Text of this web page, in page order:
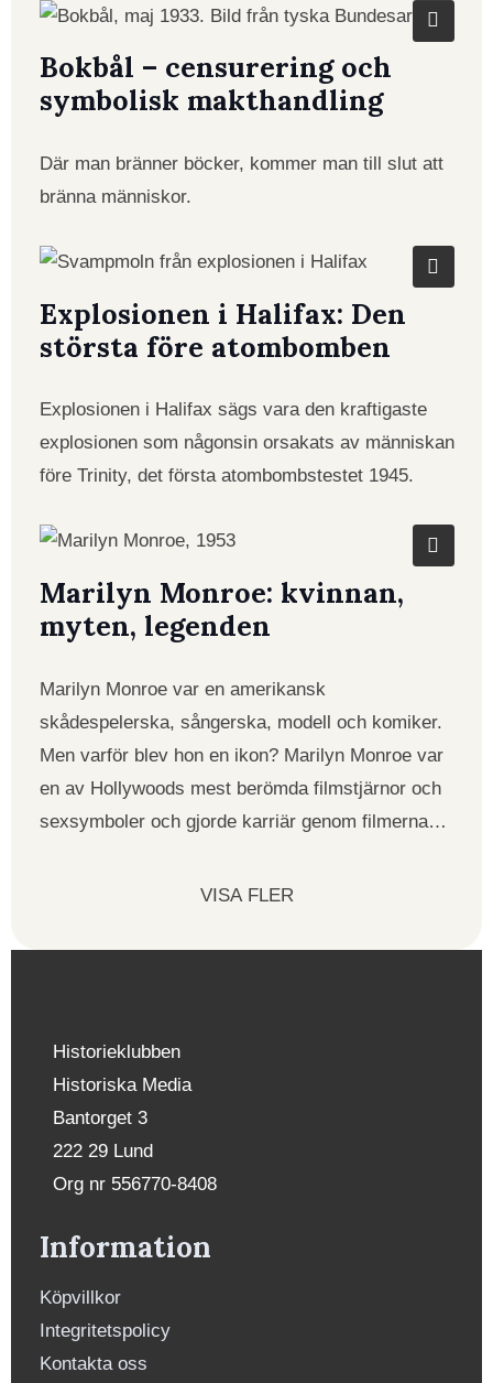
Bokbål – censurering och
symbolisk makthandling
Där man bränner böcker, kommer man till slut att
bränna människor.
Explosionen i Halifax: Den
största före atombomben
Explosionen i Halifax sägs vara den kraftigaste
explosionen som någonsin orsakats av människan
före Trinity, det första atombombstestet 1945.
Marilyn Monroe: kvinnan,
myten, legenden
Marilyn Monroe var en amerikansk
skådespelerska, sångerska, modell och komiker.
Men varför blev hon en ikon? Marilyn Monroe var
en av Hollywoods mest berömda filmstjärnor och
sexsymboler och gjorde karriär genom filmerna…
VISA FLER
Historieklubben
Historiska Media
Bantorget 3
222 29 Lund
Org nr 556770-8408
Information
Köpvillkor
Integritetspolicy
Kontakta oss